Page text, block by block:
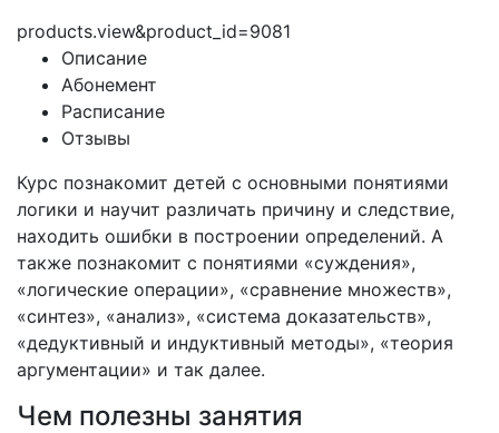
products.view&product_id=9081
Описание
Абонемент
Расписание
Отзывы
Курс познакомит детей с основными понятиями
логики и научит различать причину и следствие,
находить ошибки в построении определений. А
также познакомит с понятиями «суждения»,
«логические операции», «сравнение множеств»,
«синтез», «анализ», «система доказательств»,
«дедуктивный и индуктивный методы», «теория
аргументации» и так далее.
Чем полезны занятия